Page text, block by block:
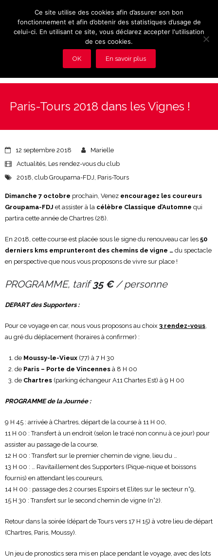
Vidéos
Adhérez au Club
Paris-Tours 2018 dans les Vignes !
12 septembre 2018
Marielle
Actualités, Les rendez-vous du club
2018, club Groupama-FDJ, Paris-Tours
Dimanche 7 octobre prochain, Venez encouragez les coureurs
Groupama-FDJ et assister à la célèbre Classique d’Automne qui
partira cette année de Chartres (28).
En 2018, cette course est placée sous le signe du renouveau car les 50
derniers kms emprunteront des chemins de vigne … du spectacle
en perspective que nous vous proposons de vivre sur place !
PROGRAMME, tarif35 €/ personne
DEPART des Supporters :
Pour ce voyage en car, nous vous proposons au choix 3 rendez-vous,
au gré du déplacement (horaires à confirmer) :
de Moussy-le-Vieux (77) à 7 H 30
de Paris – Porte de Vincennes à 8 H 00
de Chartres (parking échangeur A11 Chartes Est) à 9 H 00
PROGRAMME de la Journée :
9 H 45 : arrivée à Chartres, départ de la course à 11 H 00,
11 H 00 : Transfert à un endroit (selon le tracé non connu à ce jour) pour
assister au passage de la course,
12 H 00 : Transfert sur le premier chemin de vigne, lieu du …
13 H 00 : … Ravitaillement des Supporters (Pique-nique et boissons
fournis) en attendant les coureurs,
14 H 00 : passage des 2 courses Espoirs et Elites sur le secteur n°9,
15 H 30 : Transfert sur le second chemin de vigne (n°2).
Retour dans la soirée (départ de Tours vers 17 H 15) à votre lieu de départ
(Chartres, Paris, Moussy).
Un jeu de pronostics sera mis en place pendant le voyage, avec des lots
Ce site utilise des cookies afin d’assurer son bon
fonctionnement et afin d’obtenir des statistiques d’usage de
celui-ci. En utilisant ce site, vous déclarez accepter l'utilisation
de ces cookies.
OK En savoir plus